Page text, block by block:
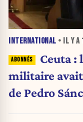
INTERNATIONAL • IL Y A
Ceuta :
militaire
de Pedro